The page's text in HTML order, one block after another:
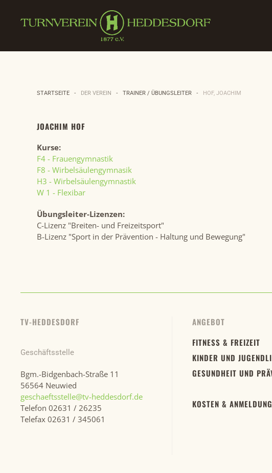
Zum Hauptinhalt springen
STARTSEITE DER VEREIN TRAINER / ÜBUNGSLEITER HOF, JOACHIM
JOACHIM HOF
Kurse:
F4 - Frauengymnastik
F8 - Wirbelsäulengymnasik
H3 - Wirbelsäulengymnastik
W 1 - Flexibar
Übungsleiter-Lizenzen:
C-Lizenz "Breiten- und Freizeitsport"
B-Lizenz "Sport in der Prävention - Haltung und Bewegung"
TV-HEDDESDORF
Geschäftsstelle
Bgm.-Bidgenbach-Straße 11
56564 Neuwied
geschaeftsstelle@tv-heddesdorf.de
Telefon 02631 / 26235
Telefax 02631 / 345061
ANGEBOT
FITNESS & FREIZEIT
KINDER UND
GESUNDHEIT UND
KOSTEN & ANMELDUNG